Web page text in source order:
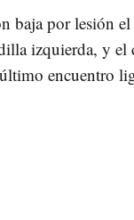
baja por lesión el
izquierda, y el
encuentro